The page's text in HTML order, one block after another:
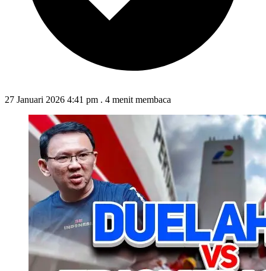
27 Januari 2026 4:41 pm . 4 menit membaca